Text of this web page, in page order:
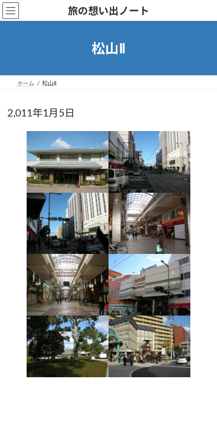
Skip
to
the
Skip
to
the
旅の想い出ノート
松山Ⅱ
ホーム 松山Ⅱ
2,011年1月5日